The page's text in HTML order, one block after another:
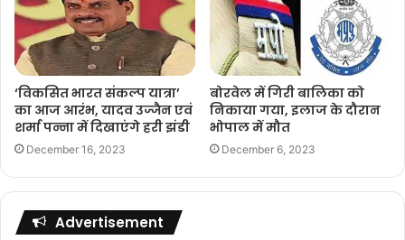
‘विकसित भारत संकल्प यात्रा’
का आज आरंभ, यादव उज्जैन एवं
शर्मा पन्ना में दिखाएंगे हरी झंडी
December 16, 2023
बोरवेल में गिरी बालिका काे
निकाया गया, इलाज के दौरान
भोपाल में मौत
December 6, 2023
Advertisement